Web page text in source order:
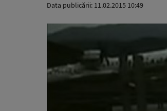
Data publicării: 11.02.2015 10:49